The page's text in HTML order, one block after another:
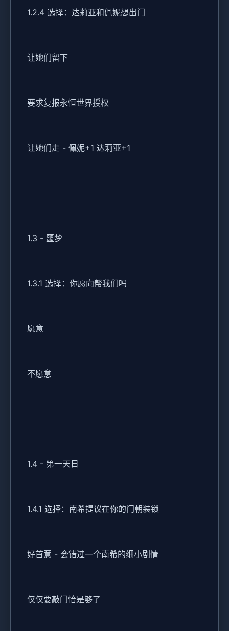
1.2.4 选择：达莉亚和佩妮想出门
让她们留下
要求复报永恒世界授权
让她们走 - 佩妮+1 达莉亚+1
1.3 - 噩梦
1.3.1 选择：你愿向帮我们吗
愿意
不愿意
1.4 - 第一天日
1.4.1 选择：南希提议在你的门朝装锁
好首意 - 会错过一个南希的细小剧情
仅仅要敲门恰是够了